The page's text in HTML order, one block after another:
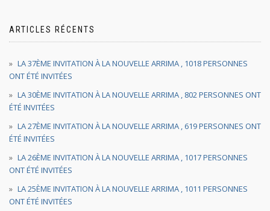
ARTICLES RÉCENTS
LA 37ÈME INVITATION À LA NOUVELLE ARRIMA , 1018 PERSONNES
ONT ÉTÉ INVITÉES
LA 30ÈME INVITATION À LA NOUVELLE ARRIMA , 802 PERSONNES ONT
ÉTÉ INVITÉES
LA 27ÈME INVITATION À LA NOUVELLE ARRIMA , 619 PERSONNES ONT
ÉTÉ INVITÉES
LA 26ÈME INVITATION À LA NOUVELLE ARRIMA , 1017 PERSONNES
ONT ÉTÉ INVITÉES
LA 25ÈME INVITATION À LA NOUVELLE ARRIMA , 1011 PERSONNES
ONT ÉTÉ INVITÉES